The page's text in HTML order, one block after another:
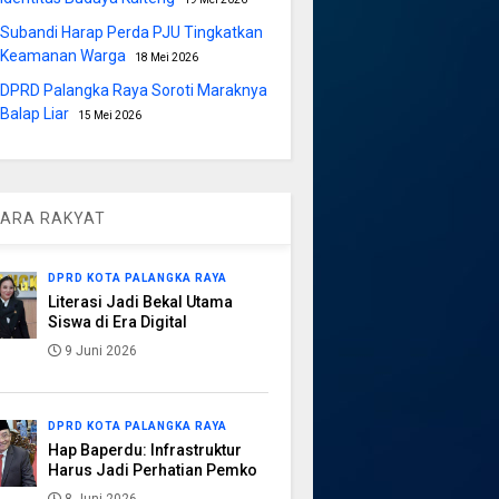
Subandi Harap Perda PJU Tingkatkan
Keamanan Warga
18 Mei 2026
DPRD Palangka Raya Soroti Maraknya
Balap Liar
15 Mei 2026
RAKYAT
DPRD KOTA PALANGKA RAYA
Literasi Jadi Bekal Utama
Siswa di Era Digital
9 Juni 2026
DPRD KOTA PALANGKA RAYA
Hap Baperdu: Infrastruktur
Harus Jadi Perhatian Pemko